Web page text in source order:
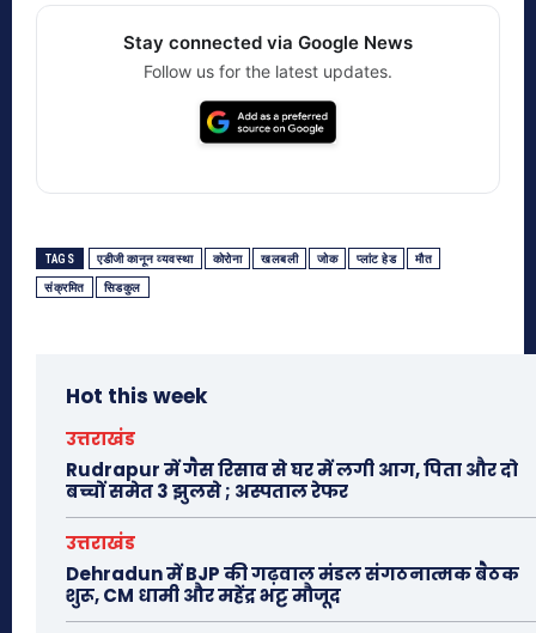
Stay connected via Google News
Follow us for the latest updates.
TAGS एडीजी कानून व्यवस्था कोरोना खलबली जोक प्लांट हेड मौत
संक्रमित सिडकुल
Hot this week
उत्तराखंड
Rudrapur में गैस रिसाव से घर में लगी आग, पिता और दो
बच्चों समेत 3 झुलसे ; अस्पताल रेफर
उत्तराखंड
Dehradun में BJP की गढ़वाल मंडल संगठनात्मक बैठक
शुरू, CM धामी और महेंद्र भट्ट मौजूद